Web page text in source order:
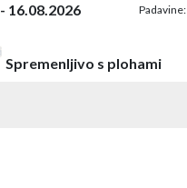
- 16.08.2026 Padavine:
Spremenljivo s plohami